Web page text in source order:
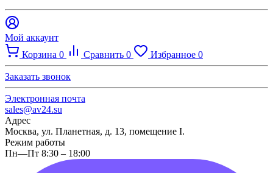
Мой аккаунт
Корзина 0 Сравнить 0 Избранное 0
Заказать звонок
Электронная почта
sales@av24.su
Адрес
Москва, ул. Планетная, д. 13, помещение I.
Режим работы
Пн—Пт 8:30 – 18:00